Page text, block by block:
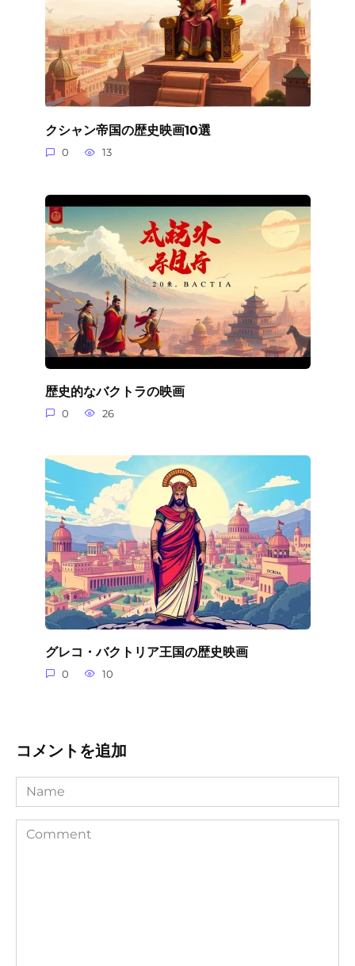
クシャン帝国の歴史映画10選
0 13
歴史的なバクトラの映画
0 26
グレコ・バクトリア王国の歴史映画
0 10
コメントを追加
Name
Comment